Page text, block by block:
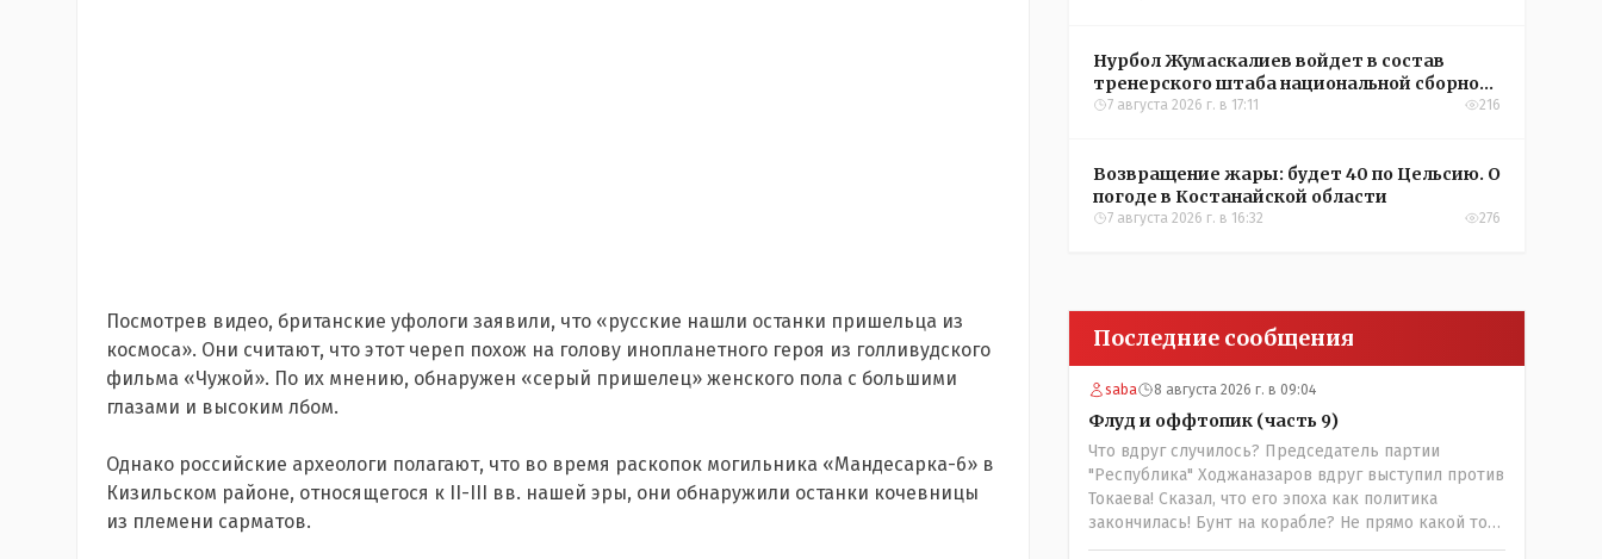
Посмотрев видео, британские уфологи заявили, что «русские нашли останки пришельца из
космоса». Они считают, что этот череп похож на голову инопланетного героя из голливудского
фильма «Чужой». По их мнению, обнаружен «серый пришелец» женского пола с большими
глазами и высоким лбом.
Однако российские археологи полагают, что во время раскопок могильника «Мандесарка-6» в
Кизильском районе, относящегося к II-III вв. нашей эры, они обнаружили останки кочевницы
из племени сарматов.
Нурбол Жумаскалиев войдет в состав
тренерского штаба национальной сборной
Казахстана по футболу
7 августа 2026 г. в 17:11 216
Возвращение жары: будет 40 по Цельсию. О
погоде в Костанайской области
7 августа 2026 г. в 16:32 276
Последние сообщения
saba 8 августа 2026 г. в 09:04
Флуд и оффтопик (часть 9)
Что вдруг случилось? Председатель партии
"Республика" Ходжаназаров вдруг выступил против
Токаева! Сказал, что его эпоха как политика
закончилась! Бунт на корабле? Не прямо какой то
правдолюб вдруг выступил! Может он